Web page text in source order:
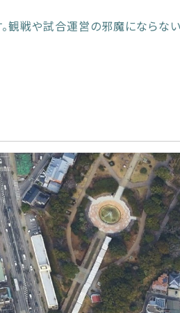
観戦や試合運営の邪魔にならない